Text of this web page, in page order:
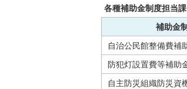
各種補助金制度担当
補助金
自治公民館整備費補
防犯灯設置費等補助
自主防災組織防災資